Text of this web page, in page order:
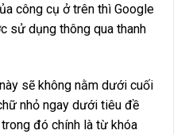
công cụ ở trên thì Google
sử dụng thông qua thanh
sẽ không nằm dưới cuối
nhỏ ngay dưới tiêu đề
đó chính là từ khóa